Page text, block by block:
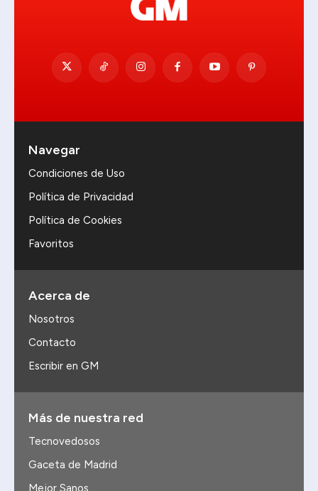
Navegar
Condiciones de Uso
Política de Privacidad
Política de Cookies
Favoritos
Acerca de
Nosotros
Contacto
Escribir en GM
Más de nuestra red
Tecnovedosos
Gaceta de Madrid
Mejor Sanos